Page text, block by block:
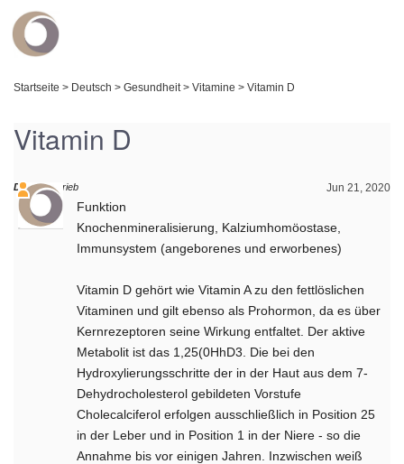
Startseite > Deutsch > Gesundheit > Vitamine > Vitamin D
Vitamin D
Jun 21, 2020
Daniel schrieb
Funktion
Knochenmineralisierung, Kalziumhomöostase,
Immunsystem (angeborenes und erworbenes)
Vitamin D gehört wie Vitamin A zu den fettlöslichen
Vitaminen und gilt ebenso als Prohormon, da es über
Kernrezeptoren seine Wirkung entfaltet. Der aktive
Metabolit ist das 1,25(0HhD3. Die bei­ den
Hydroxylierungsschritte der in der Haut aus dem 7-
Dehydrocholesterol gebildeten Vorstufe
Cholecalciferol erfolgen ausschließlich in Position 25
in der Leber und in Position 1 in der Niere - so die
Annahme bis vor einigen Jahren. Inzwischen weiß